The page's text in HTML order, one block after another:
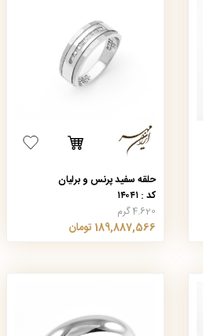
حلقه سفید پرنس و برلیان
کد : ۱۴۰۴۱
4.620 گرم
189,887,566 تومان